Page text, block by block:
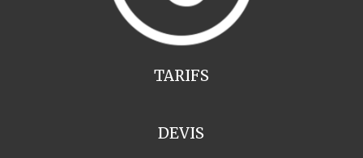
TARIFS
DEVIS